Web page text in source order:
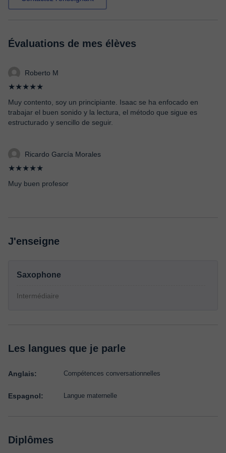
Évaluations de mes élèves
Roberto M
★★★★★
Muy contento, soy un principiante. Isaac se ha enfocado en
trabajar el buen sonido y la lectura, el método que sigue es
estructurado y sencillo de seguir.
Ricardo García Morales
★★★★★
Muy buen profesor
J'enseigne
Saxophone
Intermédiaire
Les langues que je parle
Anglais: Compétences conversationnelles
Espagnol: Langue maternelle
Diplômes